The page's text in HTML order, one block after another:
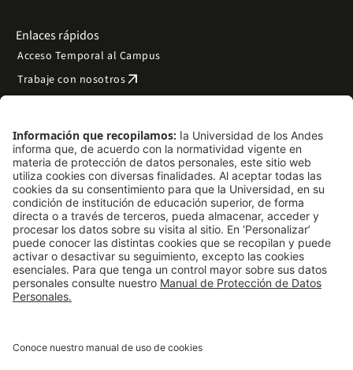
Enlaces rápidos
Acceso Temporal al Campus
Trabaje con nosotrosarrow_outward
Preguntas frecuentes
Filantropía y donacionesarrow_outward
Mapa del sitio arrow_outward
Síguenos
LinkedIn
Instagram
Facebook
TikTok